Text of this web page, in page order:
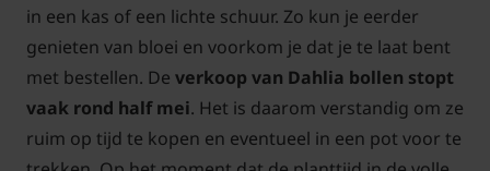
in een kas of een lichte schuur. Zo kun je eerder
genieten van bloei en voorkom je dat je te laat bent
met bestellen. De verkoop van Dahlia bollen stopt
vaak rond half mei. Het is daarom verstandig om ze
ruim op tijd te kopen en eventueel in een pot voor te